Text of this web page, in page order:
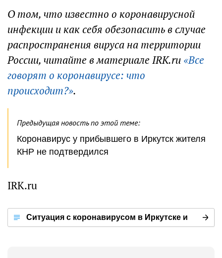
О том, что известно о коронавирусной
инфекции и как себя обезопасить в случае
распространения вируса на территории
России, читайте в материале IRK.ru «Все
говорят о коронавирусе: что
происходит?».
Предыдущая новость по этой теме:
Коронавирус у прибывшего в Иркутск жителя
КНР не подтвердился
IRK.ru
Ситуация с коронавирусом в Иркутске и